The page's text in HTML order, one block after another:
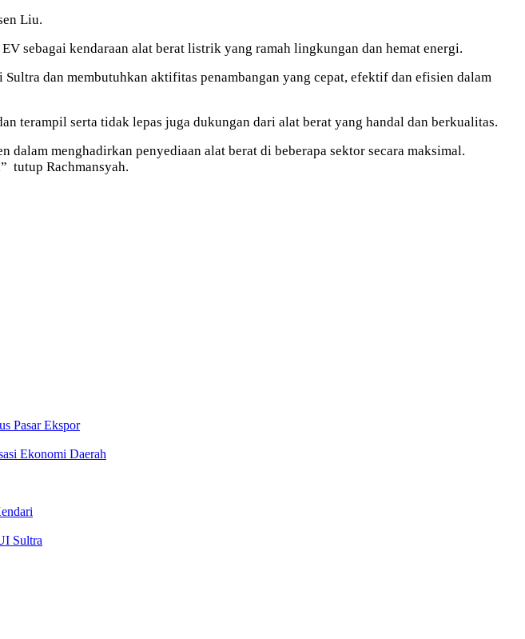
Liu.
sebagai kendaraan alat berat listrik yang ramah lingkungan dan hemat energi.
dan membutuhkan aktifitas penambangan yang cepat, efektif dan efisien dalam
terampil serta tidak lepas juga dukungan dari alat berat yang handal dan berkualitas.
menghadirkan penyediaan alat berat di beberapa sektor secara maksimal.
tutup Rachmansyah.
Pasar Ekspor
Ekonomi Daerah
Sultra